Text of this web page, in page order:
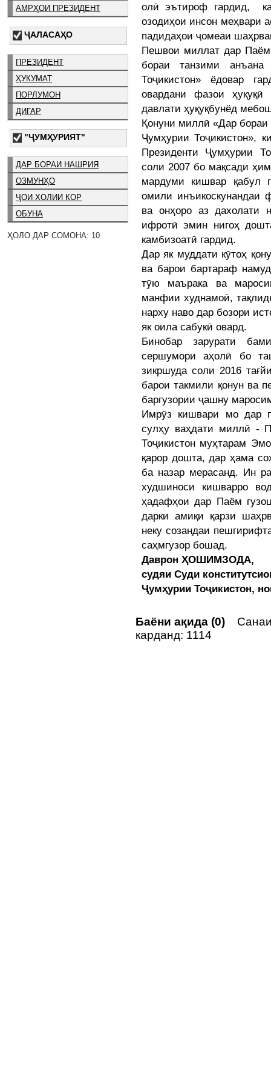
АМРҲОИ ПРЕЗИДЕНТ
ҶАЛАСАҲО
ПРЕЗИДЕНТ
ҲУКУМАТ
ПОРЛУМОН
ДИГАР
"ҶУМҲУРИЯТ"
ДАР БОРАИ НАШРИЯ
ОЗМУНҲО
ҶОИ ХОЛИИ КОР
ОБУНА
ҲОЛО ДАР СОМОНА: 10
олӣ эътироф гардид,
озодиҳои инсон меҳвари
падидаҳои ҷомеаи
Пешвои миллат дар Паём
бораи танзими
Тоҷикистон» ёдовар
овардани фазои
давлати ҳуқуқбунёд
Қонуни миллӣ «Дар
Ҷумҳурии Тоҷикистон»,
Президенти Ҷумҳурии
соли 2007 бо мақсади
мардуми кишвар қабул
омили инъикоскунандаи
ва онҳоро аз дахолати
ифротӣ эмин нигоҳ
камбизоатӣ гардид.
Дар як муддати кӯтоҳ
ва барои бартараф
тӯю маърака ва
манфии худнамоӣ,
нарху наво дар бозори
як оила сабукӣ овард.
Бинобар зарурати
сершумори аҳолӣ бо
зикршуда соли 2016
барои такмили қонун ва
баргузории ҷашну
Имрӯз кишвари мо дар
сулҳу ваҳдати миллӣ -
Тоҷикистон муҳтарам
қарор дошта, дар ҳама
ба назар мерасанд. Ин
худшиноси кишварро
ҳадафҳои дар Паём
дарки амиқи қарзи
неку созандаи
саҳмгузор бошад.
Даврон ҲОШИМЗОДА,
судяи Суди
Ҷумҳурии Тоҷикистон,
Баёни ақида (0)
карданд: 1114